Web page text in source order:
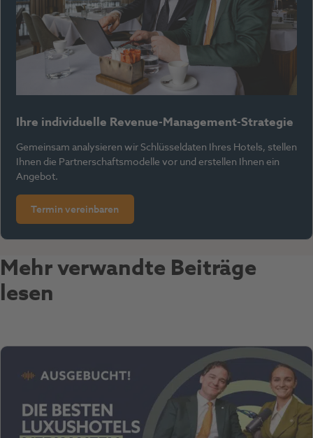
Ihre individuelle Revenue-Management-Strategie
Gemeinsam analysieren wir Schlüsseldaten Ihres Hotels, stellen
Ihnen die Partnerschaftsmodelle vor und erstellen Ihnen ein
Angebot.
Termin vereinbaren
Mehr verwandte Beiträge
lesen